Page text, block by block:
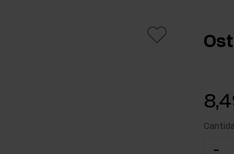
Mantequilla de frutos secos
-